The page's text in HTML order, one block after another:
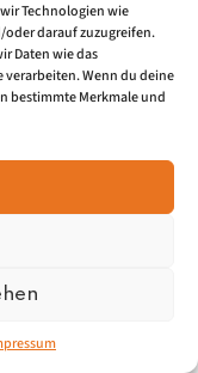
Technologien wie
darauf zuzugreifen.
Daten wie das
verarbeiten. Wenn du deine
bestimmte Merkmale und